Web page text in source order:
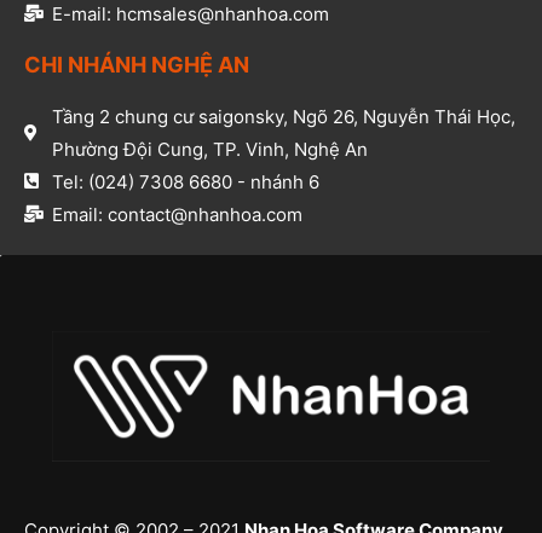
E-mail: hcmsales@nhanhoa.com​
CHI NHÁNH NGHỆ AN​
Tầng 2 chung cư saigonsky, Ngõ 26, Nguyễn Thái Học,
Phường Đội Cung, TP. Vinh, Nghệ An​
Tel: (024) 7308 6680 - nhánh 6​
Email: contact@nhanhoa.com​